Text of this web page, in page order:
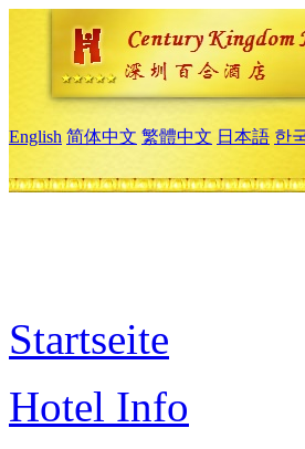
English 简体中文 繁體中文 日本語 한
Startseite
Hotel Info